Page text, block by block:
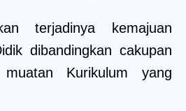
terjadinya kemajuan
dibandingkan cakupan
Kurikulum yang